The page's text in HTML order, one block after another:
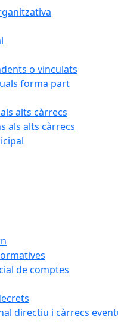
o vinculats
forma part
alts càrrecs
als alts càrrecs
de comptes
directiu i càrrecs